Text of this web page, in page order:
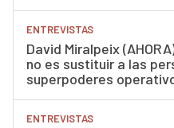
ENTREVISTAS
David Miralpeix
no es sustituir a las
superpoderes
ENTREVISTAS